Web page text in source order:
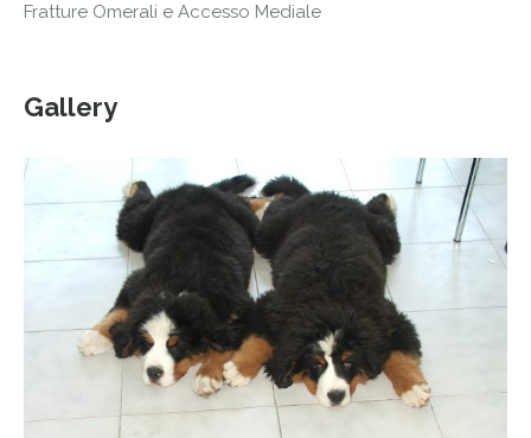
Fratture Omerali e Accesso Mediale
Gallery